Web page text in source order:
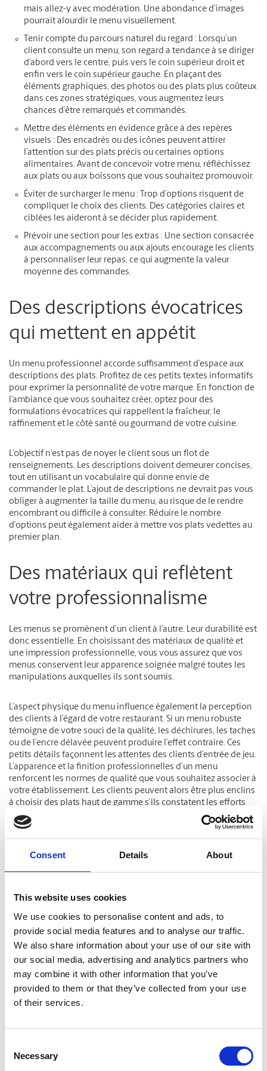
Consent Details About
This website uses cookies
We use cookies to personalise content and ads, to
provide social media features and to analyse our traffic.
We also share information about your use of our site with
our social media, advertising and analytics partners who
may combine it with other information that you’ve
provided to them or that they’ve collected from your use
of their services.
Selection
Necessary
mais allez-y avec modération. Une abondance d’images
pourrait alourdir le menu visuellement.
Tenir compte du parcours naturel du regard : Lorsqu’un
client consulte un menu, son regard a tendance à se diriger
d’abord vers le centre, puis vers le coin supérieur droit et
enfin vers le coin supérieur gauche. En plaçant des
éléments graphiques, des photos ou des plats plus coûteux
dans ces zones stratégiques, vous augmentez leurs
chances d’être remarqués et commandés.
Mettre des éléments en évidence grâce à des repères
visuels : Des encadrés ou des icônes peuvent attirer
l’attention sur des plats précis ou certaines options
alimentaires. Avant de concevoir votre menu, réfléchissez
aux plats ou aux boissons que vous souhaitez promouvoir.
Éviter de surcharger le menu : Trop d’options risquent de
compliquer le choix des clients. Des catégories claires et
ciblées les aideront à se décider plus rapidement.
Prévoir une section pour les extras : Une section consacrée
aux accompagnements ou aux ajouts encourage les clients
à personnaliser leur repas, ce qui augmente la valeur
moyenne des commandes.
Des descriptions évocatrices
qui mettent en appétit
Un menu professionnel accorde suffisamment d’espace aux
descriptions des plats. Profitez de ces petits textes informatifs
pour exprimer la personnalité de votre marque. En fonction de
l’ambiance que vous souhaitez créer, optez pour des
formulations évocatrices qui rappellent la fraîcheur, le
raffinement et le côté santé ou gourmand de votre cuisine.
L’objectif n’est pas de noyer le client sous un flot de
renseignements. Les descriptions doivent demeurer concises,
tout en utilisant un vocabulaire qui donne envie de
commander le plat. L’ajout de descriptions ne devrait pas vous
obliger à augmenter la taille du menu, au risque de le rendre
encombrant ou difficile à consulter. Réduire le nombre
d’options peut également aider à mettre vos plats vedettes au
premier plan.
Des matériaux qui reflètent
votre professionnalisme
Les menus se promènent d’un client à l’autre. Leur durabilité est
donc essentielle. En choisissant des matériaux de qualité et
une impression professionnelle, vous vous assurez que vos
menus conservent leur apparence soignée malgré toutes les
manipulations auxquelles ils sont soumis.
L’aspect physique du menu influence également la perception
des clients à l’égard de votre restaurant. Si un menu robuste
témoigne de votre souci de la qualité, les déchirures, les taches
ou de l’encre délavée peuvent produire l’effet contraire. Ces
petits détails façonnent les attentes des clients d’entrée de jeu.
L’apparence et la finition professionnelles d’un menu
renforcent les normes de qualité que vous souhaitez associer à
votre établissement. Les clients peuvent alors être plus enclins
à choisir des plats haut de gamme s’ils constatent les efforts
déployés pour offrir une expérience agréable jusque dans la
conception du menu.
Une image de marque
Votre menu joue un rôle clé dans la façon dont les clients
reconnaissent votre marque et s’en souviennent. Chaque
interaction – de votre enseigne à votre site Web – contribue à
l’impression générale que laisse votre établissement. C’est
pourquoi votre menu devrait s’intégrer naturellement à
l’identité visuelle que vous avez déjà mise en place.
Un menu professionnel devrait reprendre les couleurs, les
réfléchie et bien établie. Elle contribue également à renforcer le
sentiment de familiarité et de confiance chez les clients, qui